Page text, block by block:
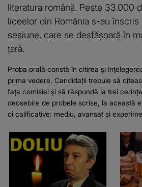
literatura română. Peste 33.000
liceelor din România s-au înscris
sesiune, care se desfășoară în
țară.
Proba orală constă în citirea și
prima vedere. Candidații trebuie să
fața comisiei și să răspundă la trei
deosebire de probele scrise, la această
ci calificative: mediu, avansat și